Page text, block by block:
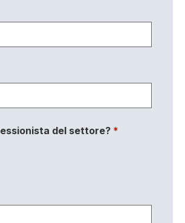
del settore? *